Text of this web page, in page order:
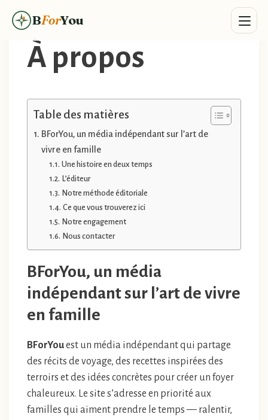
BForYou
À propos
Table des matières
BForYou, un média indépendant sur l’art de
vivre en famille
Une histoire en deux temps
L’éditeur
Notre méthode éditoriale
Ce que vous trouverez ici
Notre engagement
Nous contacter
BForYou, un média
indépendant sur l’art de vivre
en famille
BForYouest un média indépendant qui partage
des récits de voyage, des recettes inspirées des
terroirs et des idées concrètes pour créer un foyer
chaleureux. Le site s’adresse en priorité aux
familles qui aiment prendre le temps — ralentir,